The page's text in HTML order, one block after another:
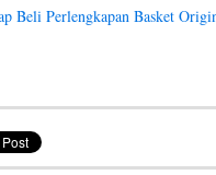
Beli Perlengkapan Basket